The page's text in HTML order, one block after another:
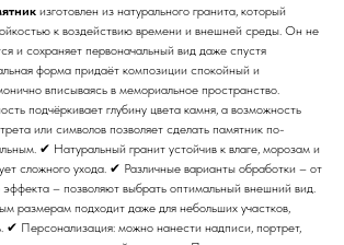
изготовлен из натурального гранита, который
к воздействию времени и внешней среды. Он не
и сохраняет первоначальный вид даже спустя
форма придаёт композиции спокойный и
вписываясь в мемориальное пространство.
подчёркивает глубину цвета камня, а возможность
или символов позволяет сделать памятник по-
✔ Натуральный гранит устойчив к влаге, морозам и
сложного ухода. ✔ Различные варианты обработки – от
эффекта – позволяют выбрать оптимальный внешний вид.
размерам подходит даже для небольших участков,
✔ Персонализация: можно нанести надписи, портрет,